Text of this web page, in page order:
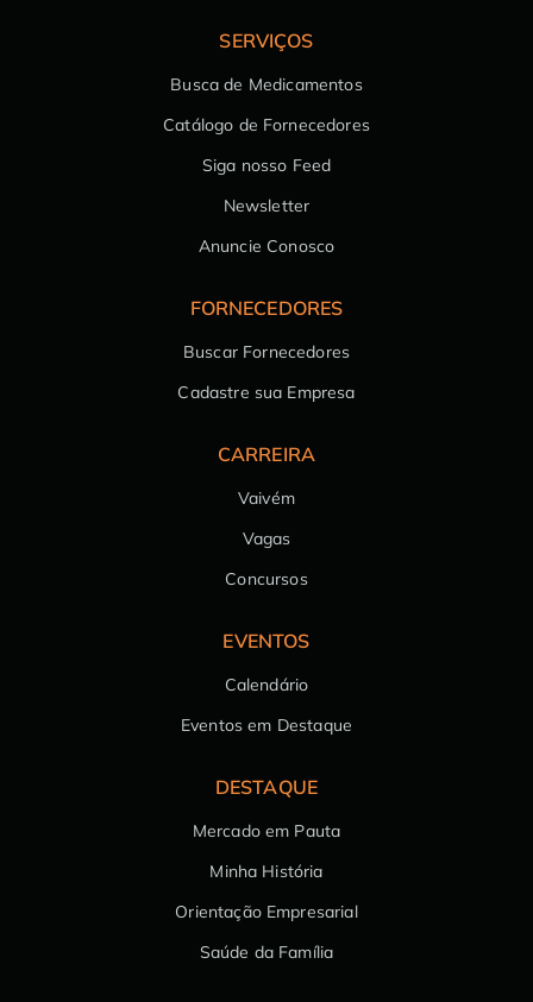
SERVIÇOS
Busca de Medicamentos
Catálogo de Fornecedores
Siga nosso Feed
Newsletter
Anuncie Conosco
FORNECEDORES
Buscar Fornecedores
Cadastre sua Empresa
CARREIRA
Vaivém
Vagas
Concursos
EVENTOS
Calendário
Eventos em Destaque
DESTAQUE
Mercado em Pauta
Minha História
Orientação Empresarial
Saúde da Família